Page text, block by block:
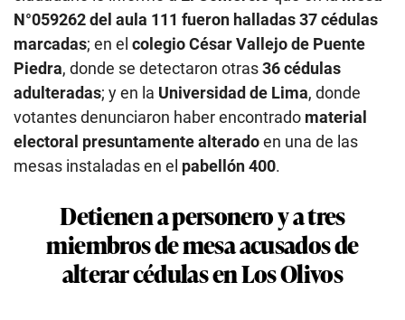
N°059262 del aula 111 fueron halladas 37 cédulas
marcadas; en el colegio César Vallejo de Puente
Piedra, donde se detectaron otras36 cédulas
adulteradas; y en la Universidad de Lima, donde
votantes denunciaron haber encontrado material
electoral presuntamente alteradoen una de las
mesas instaladas en el pabellón 400.
Detienen a personero y a tres
miembros de mesa acusados de
alterar cédulas en Los Olivos